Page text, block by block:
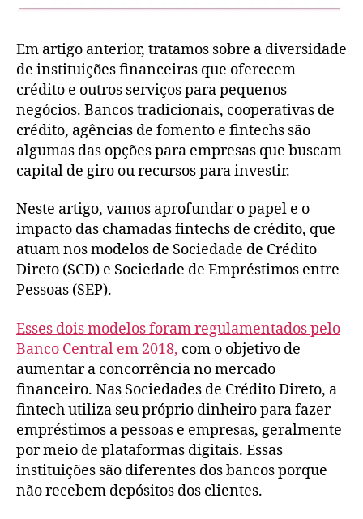
Em artigo anterior, tratamos sobre a diversidade
de instituições financeiras que oferecem
crédito e outros serviços para pequenos
negócios. Bancos tradicionais, cooperativas de
crédito, agências de fomento e fintechs são
algumas das opções para empresas que buscam
capital de giro ou recursos para investir.
Neste artigo, vamos aprofundar o papel e o
impacto das chamadas fintechs de crédito, que
atuam nos modelos de Sociedade de Crédito
Direto (SCD) e Sociedade de Empréstimos entre
Pessoas (SEP).
Esses dois modelos foram regulamentados pelo
Banco Central em 2018, com o objetivo de
aumentar a concorrência no mercado
financeiro. Nas Sociedades de Crédito Direto, a
fintech utiliza seu próprio dinheiro para fazer
empréstimos a pessoas e empresas, geralmente
por meio de plataformas digitais. Essas
instituições são diferentes dos bancos porque
não recebem depósitos dos clientes.